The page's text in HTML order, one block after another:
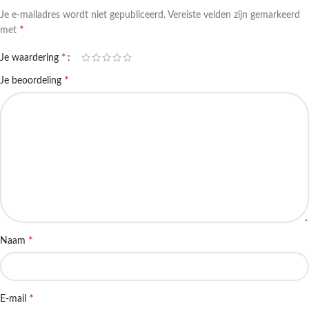
Je e-mailadres wordt niet gepubliceerd. Vereiste velden zijn gemarkeerd
met *
Je waardering *
Je beoordeling *
Naam *
E-mail *